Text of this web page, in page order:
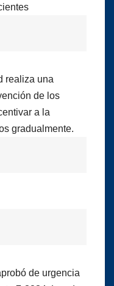
realiza una
de los
a la
gradualmente.
de urgencia